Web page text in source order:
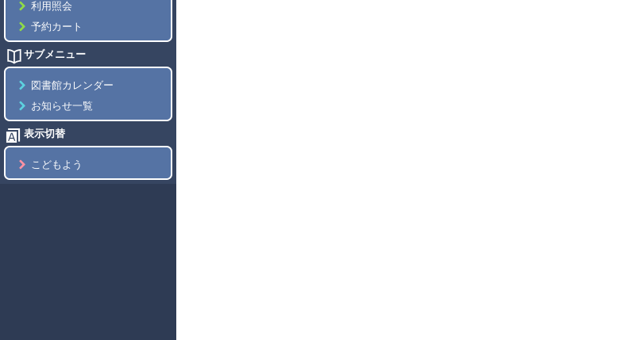
利用照会
予約カート
サブメニュー
図書館カレンダー
お知らせ一覧
表示切替
こどもよう